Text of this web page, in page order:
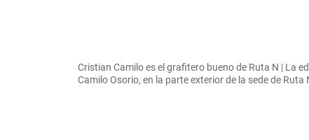
Cristian Camilo es el grafitero bueno de Ruta N | La
Camilo Osorio, en la parte exterior de la sede de Ruta